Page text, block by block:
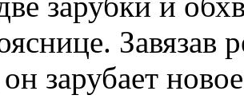
Завязав
зарубает